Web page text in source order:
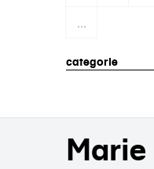
...
categorie